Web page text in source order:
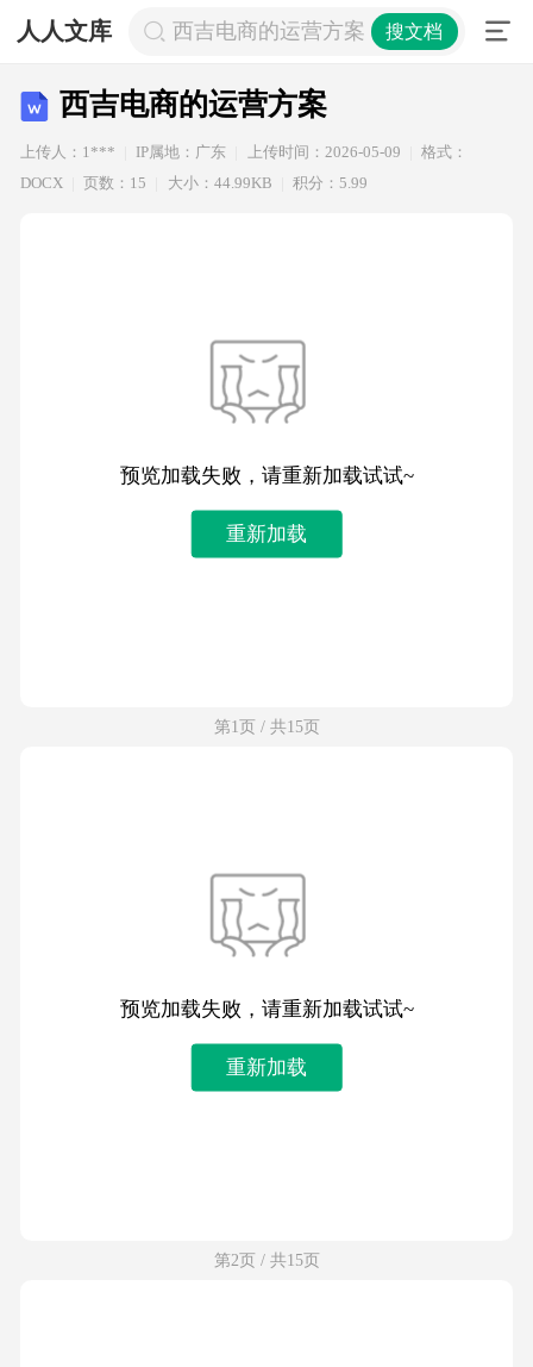
人人文库 西吉电商的运营方案 搜文档
西吉电商的运营方案
上传人：1*** IP属地：广东 上传时间：2026-05-09
格式：
DOCX
页数：15 大小：44.99KB 积分：5.99
预览加载失败，请重新加载试试~
重新加载
第1页 / 共15页
预览加载失败，请重新加载试试~
重新加载
第2页 / 共15页